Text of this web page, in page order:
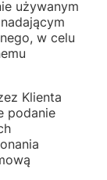
używanym
w celu
Klienta
podanie